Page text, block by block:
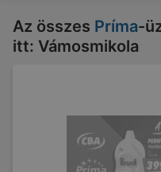
Az összes Príma-
itt: Vámosmikola